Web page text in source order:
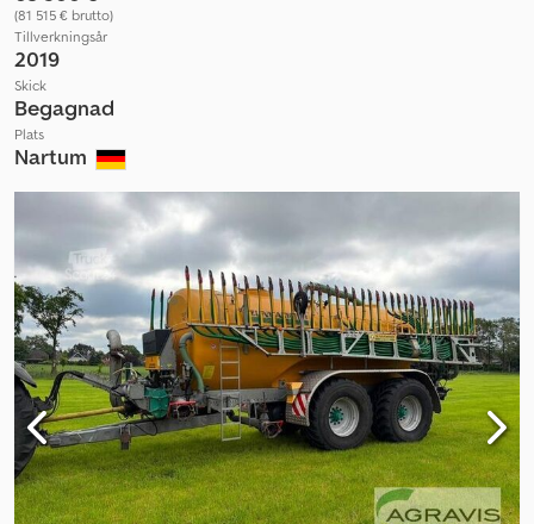
(81 515 € brutto)
Tillverkningsår
2019
Skick
Begagnad
Plats
Nartum